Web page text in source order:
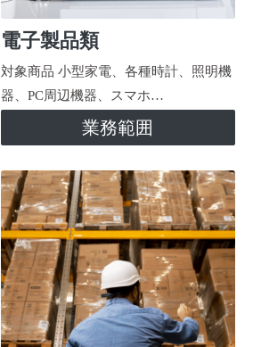
電子製品類
対象商品 小型家電、各種時計、照明機
器、PC周辺機器、スマホ…
業務範囲